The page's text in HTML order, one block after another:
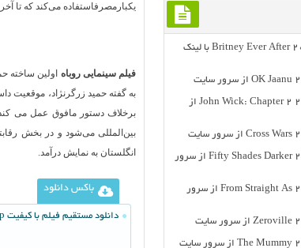
یکبارمصرفاستفاده می‌کند که تا
فیلم سینمایی روباه
به گفته حمید زرگرنژاد، موقعیت
برخلاف دستور مافوق عمل می
بین‌المللی می‌شود و در بخش
انگلستان به نمایش درآمد.
باکس دانلود
دانلود مستقیم فیلم با کیفیت 720p
دانلود رایگان مسنتد خارجی Britney Ever After 2017 با لینک
دانلود مستقیم فیلم خارجی John Wick: Chapter 2 2017 از
دانلود مستقیم فیلم خارجی Fifty Shades Darker 2017 از سرور
دانلود مستقیم فیلم خارجی From Straight As 2017 از سرور